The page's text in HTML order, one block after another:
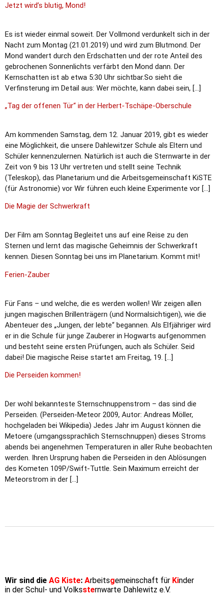
Jetzt wird’s blutig, Mond!
Es ist wieder einmal soweit. Der Vollmond verdunkelt sich in der
Nacht zum Montag (21.01.2019) und wird zum Blutmond. Der
Mond wandert durch den Erdschatten und der rote Anteil des
gebrochenen Sonnenlichts verfärbt den Mond dann. Der
Kernschatten ist ab etwa 5:30 Uhr sichtbar.So sieht die
Verfinsterung im Detail aus: Wer möchte, kann dabei sein, […]
„Tag der offenen Tür“ in der Herbert-Tschäpe-Oberschule
Am kommenden Samstag, dem 12. Januar 2019, gibt es wieder
eine Möglichkeit, die unsere Dahlewitzer Schule als Eltern und
Schüler kennenzulernen. Natürlich ist auch die Sternwarte in der
Zeit von 9 bis 13 Uhr vertreten und stellt seine Technik
(Teleskop), das Planetarium und die Arbeitsgemeinschaft KiSTE
(für Astronomie) vor Wir führen euch kleine Experimente vor […]
Die Magie der Schwerkraft
Der Film am Sonntag Begleitet uns auf eine Reise zu den
Sternen und lernt das magische Geheimnis der Schwerkraft
kennen. Diesen Sonntag bei uns im Planetarium. Kommt mit!
Ferien-Zauber
Für Fans – und welche, die es werden wollen! Wir zeigen allen
jungen magischen Brillenträgern (und Normalsichtigen), wie die
Abenteuer des „Jungen, der lebte“ begannen. Als Elfjähriger wird
er in die Schule für junge Zauberer in Hogwarts aufgenommen
und besteht seine ersten Prüfungen, auch als Schüler. Seid
dabei! Die magische Reise startet am Freitag, 19. […]
Die Perseiden kommen!
Der wohl bekannteste Sternschnuppenstrom – das sind die
Perseiden. (Perseiden-Meteor 2009, Autor: Andreas Möller,
hochgeladen bei Wikipedia) Jedes Jahr im August können die
Metoere (umgangssprachlich Sternschnuppen) dieses Stroms
abends bei angenehmen Temperaturen in aller Ruhe beobachten
werden. Ihren Ursprung haben die Perseiden in den Ablösungen
des Kometen 109P/Swift-Tuttle. Sein Maximum erreicht der
Meteorstrom in der […]
Wir sind die AG Kiste: Arbeitsgemeinschaft für Kinder
in der Schul- und Volkssternwarte Dahlewitz e.V.